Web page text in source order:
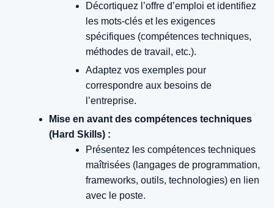
Décortiquez l’offre d’emploi et identifiez
les mots-clés et les exigences
spécifiques (compétences techniques,
méthodes de travail, etc.).
Adaptez vos exemples pour
correspondre aux besoins de
l’entreprise.
Mise en avant des compétences techniques
(Hard Skills) :
Présentez les compétences techniques
maîtrisées (langages de programmation,
frameworks, outils, technologies) en lien
avec le poste.